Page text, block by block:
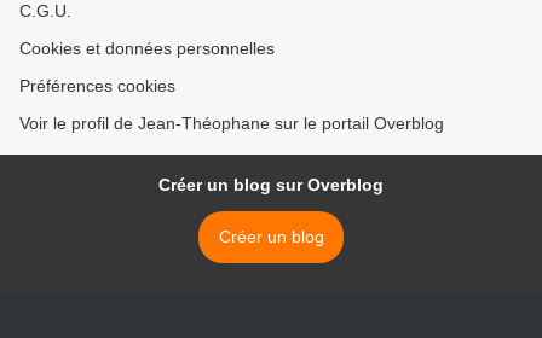
C.G.U.
Cookies et données personnelles
Préférences cookies
Voir le profil de Jean-Théophane sur le portail Overblog
Créer un blog sur Overblog
Créer un blog